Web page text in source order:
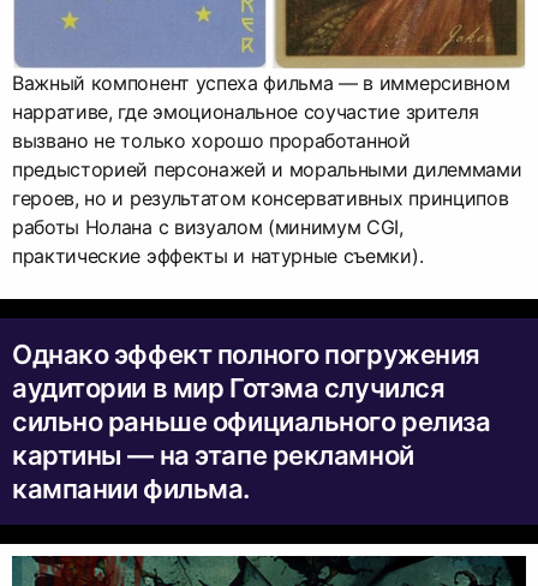
Важный компонент успеха фильма — в иммерсивном
нарративе, где эмоциональное соучастие зрителя
вызвано не только хорошо проработанной
предысторией персонажей и моральными дилеммами
героев, но и результатом консервативных принципов
работы Нолана с визуалом (минимум CGI,
практические эффекты и натурные съемки).
Однако эффект полного погружения
аудитории в мир Готэма случился
сильно раньше официального релиза
картины — на этапе рекламной
кампании фильма.